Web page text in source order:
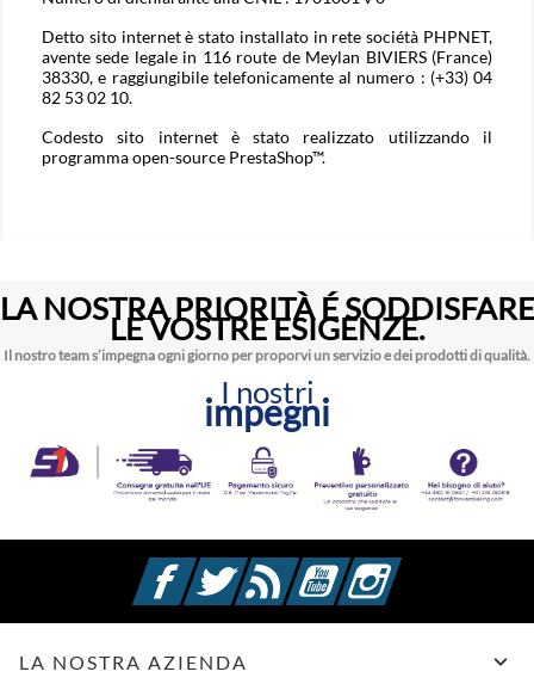
Detto sito internet è stato installato in rete sociétà PHPNET,
avente sede legale in 116 route de Meylan BIVIERS (France)
38330, e raggiungibile telefonicamente al numero : (+33) 04
82 53 02 10.
Codesto sito internet è stato realizzato utilizzando il
programma open-source PrestaShop™.
LA NOSTRA PRIORITÀ É SODDISFARE
LE VOSTRE ESIGENZE.
Il nostro team s’impegna ogni giorno per proporvi un servizio e dei prodotti di qualità.
I nostri
impegni
FacebookTwitterRss YouTubeInstagram
LA NOSTRA AZIENDA 